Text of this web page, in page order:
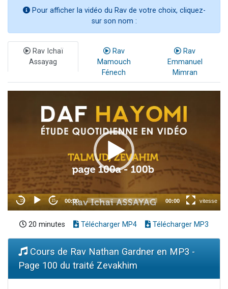
Pour afficher la vidéo du Rav de votre choix, cliquez-
sur son nom :
Rav Ichaï
Assayag
Rav
Mamouch
Fénech
Rav
Emmanuel
Mimran
20 minutes Télécharger MP4 Télécharger MP3
Cours de Rav Nathan Gardner en MP3 -
Page 100 du traité Zevakhim